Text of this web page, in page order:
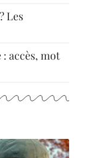
Les
accès, mot